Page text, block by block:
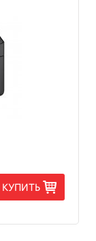
КУПИТЬ